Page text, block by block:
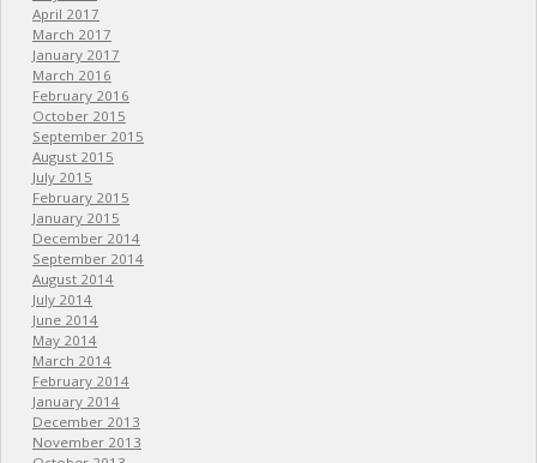
April 2017
March 2017
January 2017
March 2016
February 2016
October 2015
September 2015
August 2015
July 2015
February 2015
January 2015
December 2014
September 2014
August 2014
July 2014
June 2014
May 2014
March 2014
February 2014
January 2014
December 2013
November 2013